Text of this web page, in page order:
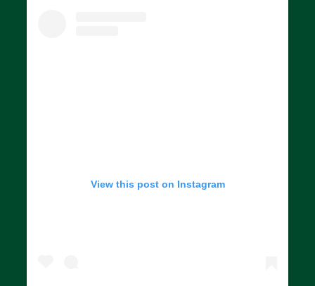
View this post on Instagram